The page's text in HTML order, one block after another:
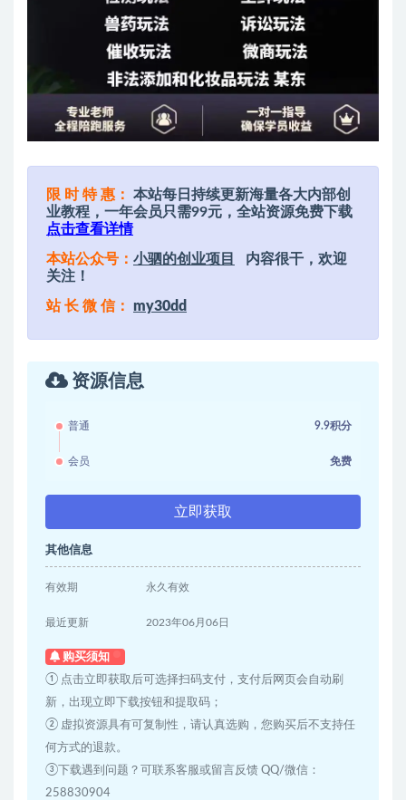
限 时 特 惠：
本站每日持续更新海量各大内部创
业教程，一年会员只需99元，全站资源免费下载
点击查看详情
本站公众号： 小驷的创业项目
内容很干，欢迎
关注！
站 长 微 信： my30dd
资源信息
普通 9.9积分
会员 免费
立即获取
其他信息
有效期 永久有效
最近更新 2023年06月06日
购买须知
① 点击立即获取后可选择扫码支付，支付后网页会自动刷
新，出现立即下载按钮和提取码；
② 虚拟资源具有可复制性，请认真选购，您购买后不支持任
何方式的退款。
③下载遇到问题？可联系客服或留言反馈 QQ/微信：
258830904